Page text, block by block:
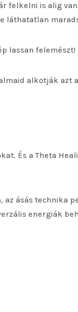
felkelni is alig
láthatatlan
lassan felemészt!
alkotják azt
És a Theta
ásás technika
energiák